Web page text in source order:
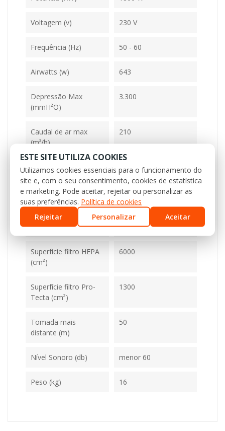
Voltagem (v) 230 V
Frequência (Hz) 50 - 60
Airwatts (w) 643
Depressão Max
(mmH²O)
3.300
Caudal de ar max
(m³/h)
210
Sistema de filtragem HEPA-PRO_TECTA
Capacidade do balde
(L)
28
Visor / Display Não
Superfície filtro HEPA
(cm²)
6000
Superfície filtro Pro-
Tecta (cm²)
1300
Tomada mais
distante (m)
50
Nível Sonoro (db) menor 60
Peso (kg) 16
ESTE SITE UTILIZA COOKIES
Utilizamos cookies essenciais para o funcionamento do
site e, com o seu consentimento, cookies de estatística
e marketing. Pode aceitar, rejeitar ou personalizar as
suas preferências. Política de cookies
Rejeitar
Personalizar Aceitar